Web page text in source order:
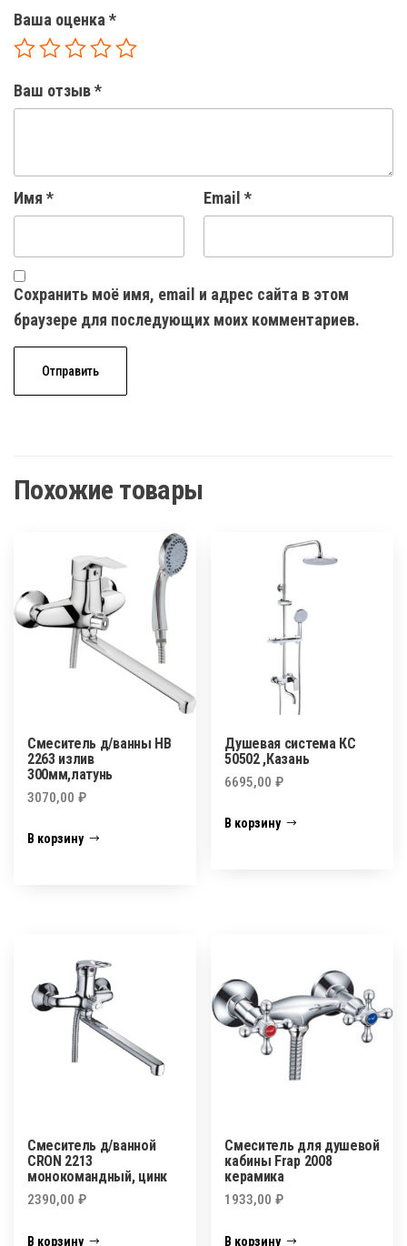
Ваша оценка *
Ваш отзыв*
Имя * Email *
Сохранить моё имя, email и адрес сайта в этом
браузере для последующих моих комментариев.
Похожие товары
Смеситель д/ванны HB
2263 излив
300мм,латунь
3070,00 ₽
В корзину
Душевая система КС
50502 ,Казань
6695,00₽
В корзину
Смеситель д/ванной
CRON 2213
монокомандный, цинк
2390,00 ₽
В корзину
Смеситель для душевой
кабины Frap 2008
керамика
1933,00₽
В корзину